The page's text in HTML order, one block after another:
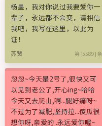
杨墨，我对你说过我要爱你一
辈子，永远都不会变，请相信
我吧，我写在这里，以此为
证！
苏赞 第 [5589] 条
忽忽~今天是2号了,很快又可
以见到老公了,开心ing~哈哈
今天又去爬山,啊...腿好痛呀~
不过为了减肥,坚持拉...傻瓜很
想你呀,亲爱的 .永远爱你喔~